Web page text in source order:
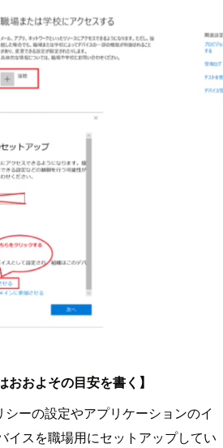
おおよその目安を書く】
ーの設定やアプリケーションのイ
イスを職場用にセットアップしてい